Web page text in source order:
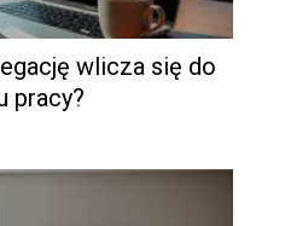
wlicza się do
pracy?